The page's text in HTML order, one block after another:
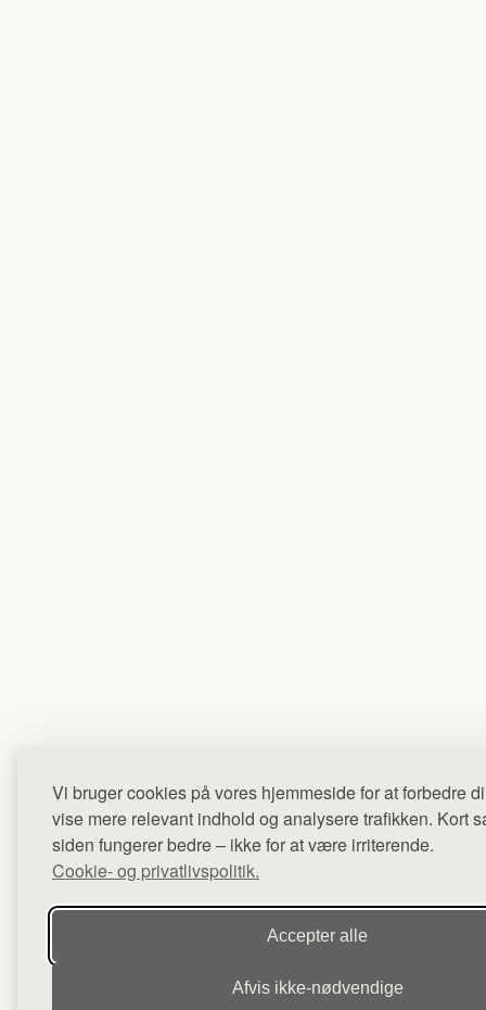
Vi bruger cookies på vores hjemmeside for at forbedre
vise mere relevant indhold og analysere trafikken. Kort
siden fungerer bedre – ikke for at være irriterende.
Cookie- og privatlivspolitik.
Accepter alle
Afvis ikke‑nødvendige